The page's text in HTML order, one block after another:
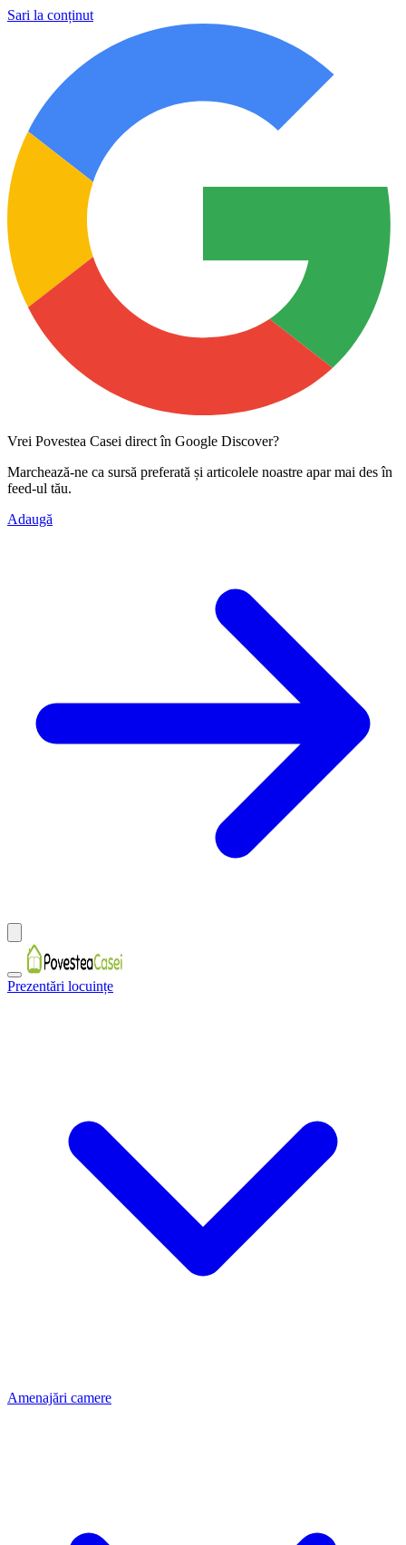
Sari la conținut
Vrei Povestea Casei direct în Google Discover?
Marchează-ne ca sursă preferată și articolele noastre apar mai des în
feed-ul tău.
Adaugă
Prezentări locuințe
Amenajări camere